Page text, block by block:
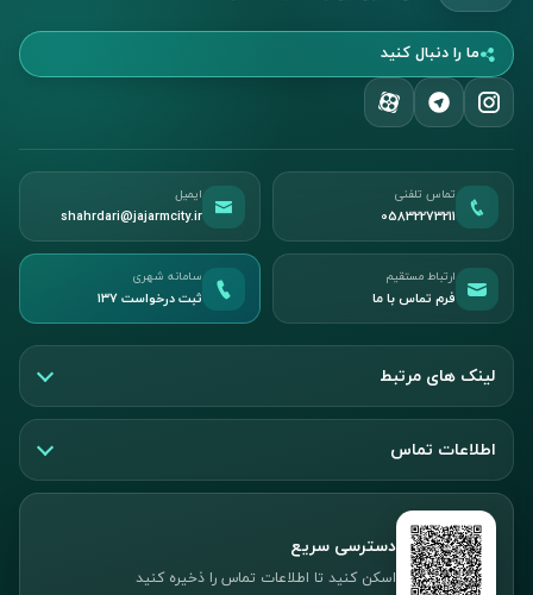
ما را دنبال کنید
تماس تلفنی
05832273211
ایمیل
shahrdari@jajarmcity.ir
ارتباط مستقیم
فرم تماس با ما
سامانه شهری
ثبت درخواست ۱۳۷
لینک های مرتبط
اطلاعات تماس
دسترسی سریع
اسکن کنید تا اطلاعات تماس را ذخیره کنید